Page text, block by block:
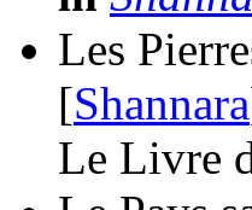
Les
[Shannara
Le Livre